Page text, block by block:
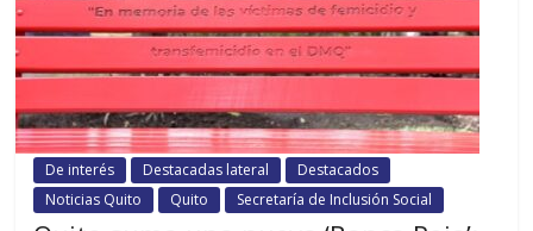
De interés Destacadas lateral
Destacados
Noticias Quito
Quito Secretaría de Inclusión Social